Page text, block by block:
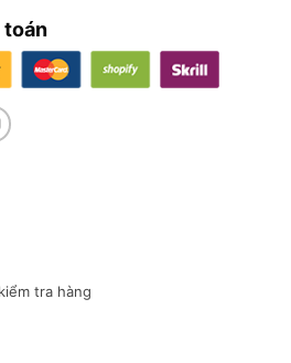
toán
tra hàng